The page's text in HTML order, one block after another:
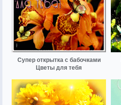
Супер открытка с бабочками
Цветы для тебя